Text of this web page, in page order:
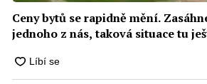
Ceny bytů se rapidně mění.
jednoho z nás, taková situace tu